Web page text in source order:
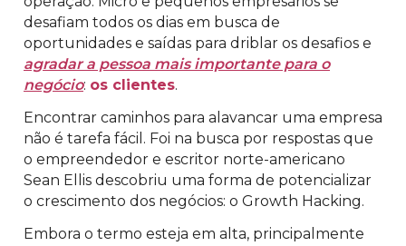
desafiam todos os dias em busca de
oportunidades e saídas para driblar os desafios e
agradar a pessoa mais importante para o
negócio: os clientes.
Encontrar caminhos para alavancar uma empresa
não é tarefa fácil. Foi na busca por respostas que
o empreendedor e escritor norte-americano
Sean Ellis descobriu uma forma de potencializar
o crescimento dos negócios: o Growth Hacking.
Embora o termo esteja em alta, principalmente